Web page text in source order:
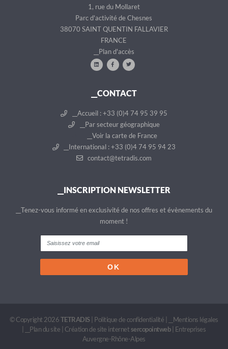
1, rue du Mollaret
Parc d'activité de Chesnes
38070 SAINT QUENTIN FALLAVIER
FRANCE
__Plan d'accès
__CONTACT
__Accueil : +33 (0)4 74 95 39 95
__Par secteur géographique
__Voir la carte de France
__International : +33 (0)4 74 95 94 23
contact@tetradis.com
__INSCRIPTION NEWSLETTER
__Tenez-vous informé en exclusivité de nos offres et évènements du
moment !
© Copyright 2026TETRADIS| Politique de confidentialité
__Mentions légales
__Plan du site Création de site internet sercopointweb| Entreprises
Auvergne-Rhône-Alpes